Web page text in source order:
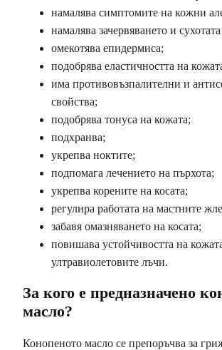
намалява симптомите на кожни
намалява зачервяването и
омекотява епидермиса;
подобрява еластичността на
има противовъзпалителни и
свойства;
подобрява тонуса на кожата;
подхранва;
укрепва ноктите;
подпомага лечението на пърхота;
укрепва корените на косата;
регулира работата на мастните
забавя омазняването на косата;
повишава устойчивостта на
ултравиолетовите лъчи.
За кого е предназначено
масло?
Конопеното масло се препоръчва за